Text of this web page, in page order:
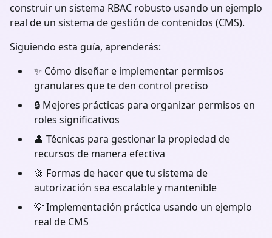
construir un sistema RBAC robusto usando un ejemplo
real de un sistema de gestión de contenidos (CMS).
Siguiendo esta guía, aprenderás:
✨ Cómo diseñar e implementar permisos
granulares que te den control preciso
🔒 Mejores prácticas para organizar permisos en
roles significativos
👤 Técnicas para gestionar la propiedad de
recursos de manera efectiva
🚀 Formas de hacer que tu sistema de
autorización sea escalable y mantenible
💡 Implementación práctica usando un ejemplo
real de CMS